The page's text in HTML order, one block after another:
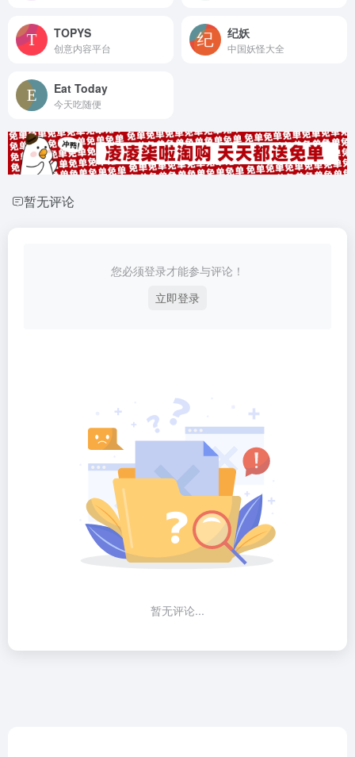
TOPYS
创意内容平台
纪妖
中国妖怪大全
Eat Today
今天吃随便
暂无评论
您必须登录才能参与评论！
立即登录
暂无评论...